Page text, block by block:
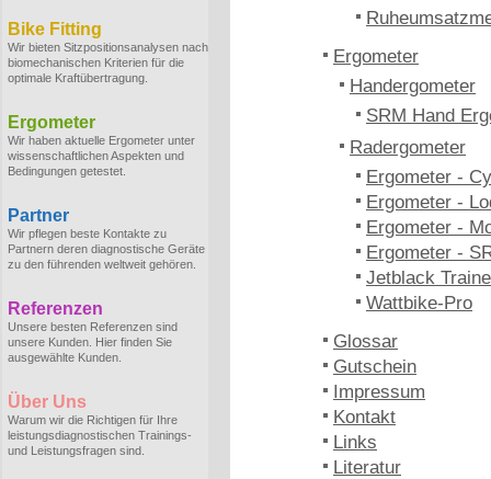
Bike Fitting
Wir bieten Sitzpositionsanalysen nach
biomechanischen Kriterien für die
optimale Kraftübertragung.
Ergometer
Wir haben aktuelle Ergometer unter
wissenschaftlichen Aspekten und
Bedingungen getestet.
Partner
Wir pflegen beste Kontakte zu
Partnern deren diagnostische Geräte
zu den führenden weltweit gehören.
Referenzen
Unsere besten Referenzen sind
unsere Kunden. Hier finden Sie
ausgewählte Kunden.
Über Uns
Warum wir die Richtigen für Ihre
leistungsdiagnostischen Trainings-
und Leistungsfragen sind.
Ergometer
Handergometer
SRM Hand
Radergometer
Ergometer -
Ergometer -
Ergometer -
Ergometer -
Jetblack
Wattbike-Pro
Glossar
Gutschein
Impressum
Kontakt
Links
Literatur